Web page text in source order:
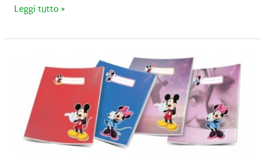
I
di
chiave
moderna
Leggi tutto »